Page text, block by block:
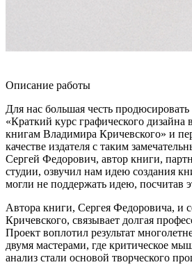
Описание работы
Для нас большая честь
«Краткий курс графического дизайна
книгам Владимира Кричевского» и
качестве издателя с таким
Сергей Федорович, автор книги,
студии, озвучил нам идею создания
могли не поддержать идею, посчитав
Автора книги, Сергея Федоровича, и
Кричевского, связывает долгая
Проект воплотил результат
двумя мастерами, где критическое
анализ стали основой творческого